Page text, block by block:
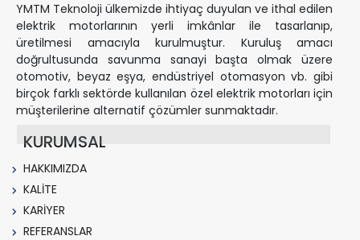
YMTM Teknoloji ülkemizde ihtiyaç duyulan ve ithal edilen
elektrik motorlarının yerli imkânlar ile tasarlanıp,
üretilmesi amacıyla kurulmuştur. Kuruluş amacı
doğrultusunda savunma sanayi başta olmak üzere
otomotiv, beyaz eşya, endüstriyel otomasyon vb. gibi
birçok farklı sektörde kullanılan özel elektrik motorları için
müşterilerine alternatif çözümler sunmaktadır.
KURUMSAL
HAKKIMIZDA
KALİTE
KARİYER
REFERANSLAR